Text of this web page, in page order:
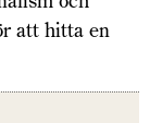
att hitta en